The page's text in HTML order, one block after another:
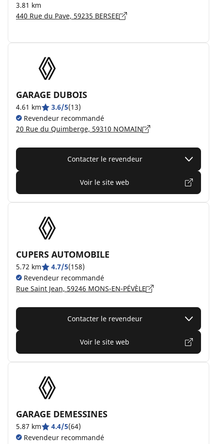
3.81 km
440 Rue du Pave, 59235 BERSEE
GARAGE DUBOIS
4.61 km 3.6/5(13)
Revendeur recommandé
20 Rue du Quimberge, 59310 NOMAIN
Contacter le revendeur
Voir le site web
CUPERS AUTOMOBILE
5.72 km 4.7/5(158)
Revendeur recommandé
Rue Saint Jean, 59246 MONS-EN-PÉVÈLE
Contacter le revendeur
Voir le site web
GARAGE DEMESSINES
5.87 km 4.4/5(64)
Revendeur recommandé